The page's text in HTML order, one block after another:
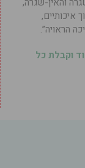
איכותיים,
הראויה”.
וקבלת כל